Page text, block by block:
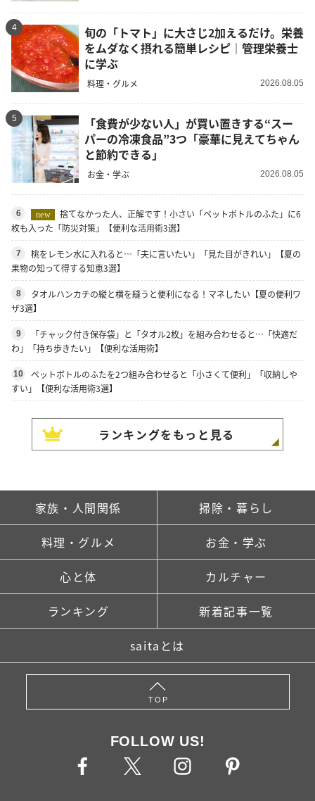
4
旬の「トマト」に大さじ2加えるだけ。栄養
をムダなく摂れる簡単レシピ｜管理栄養士
に学ぶ
料理・グルメ 2026.08.05
5
「食費が少ない人」が買い置きする“スー
パーの冷凍食品”3つ「豪華に見えてちゃん
と節約できる」
お金・学ぶ 2026.08.05
6 new
捨てなかった人、正解です！小さい「ペットボトルのふた」に6
枚も入った「防災対策」【便利な活用術3選】
7
桃をレモン水に入れると…「夫に言いたい」「見た目がきれい」【夏の
果物の知って得する知恵3選】
8
タオルハンカチの縦と横を縫うと便利になる！マネしたい【夏の便利ワ
ザ3選】
9
「チャック付き保存袋」と「タオル2枚」を組み合わせると…「快適だ
わ」「持ち歩きたい」【便利な活用術】
10
ペットボトルのふたを2つ組み合わせると「小さくて便利」「収納しや
すい」【便利な活用術3選】
ランキングをもっと見る
家族・人間関係 掃除・暮らし
料理・グルメ お金・学ぶ
心と体 カルチャー
ランキング 新着記事一覧
saitaとは
TOP
FOLLOW US!